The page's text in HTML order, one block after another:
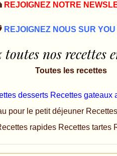
REJOIGNEZ NOTRE
REJOIGNEZ NOUS SUR
toutes nos recettes
Toutes les recettes
desserts Recettes gateaux
pour le petit déjeuner
rapides Recettes tartes